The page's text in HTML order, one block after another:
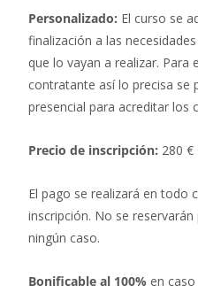
Personalizado: El curso se
finalización a las
que lo vayan a realizar. Para
contratante así lo precisa se
presencial para acreditar los
Precio de inscripción: 280 €
El pago se realizará en todo
inscripción. No se
ningún caso.
Bonificable al 100% en